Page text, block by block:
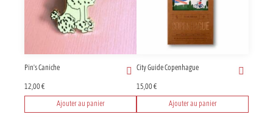
Pin's Caniche
12,00€
Ajouter au panier
City Guide Copenhague
15,00€
Ajouter au panier